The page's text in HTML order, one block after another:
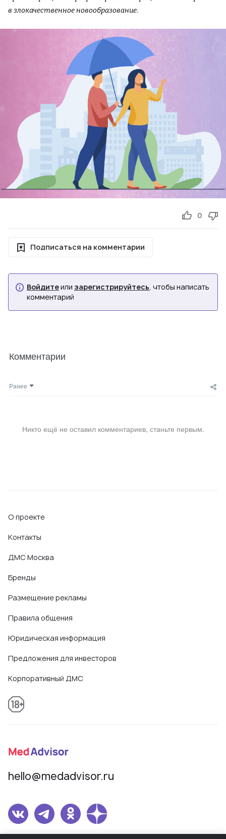
в злокачественное новообразование.
0
Подписаться на комментарии
Войдитеили зарегистрируйтесь, чтобы написать
комментарий
Комментарии
Ранее
Никто ещё не оставил комментариев, станьте первым.
О проекте
Контакты
ДМС Москва
Бренды
Размещение рекламы
Правила общения
Юридическая информация
Предложения для инвесторов
Корпоративный ДМС
hello@medadvisor.ru